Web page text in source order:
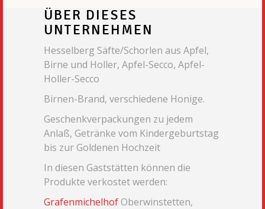
ÜBER DIESES
UNTERNEHMEN
Hesselberg Säfte/Schorlen aus Apfel,
Birne und Holler, Apfel-Secco, Apfel-
Holler-Secco
Birnen-Brand, verschiedene Honige.
Geschenkverpackungen zu jedem
Anlaß, Getränke vom Kindergeburtstag
bis zur Goldenen Hochzeit
In diesen Gaststätten können die
Produkte verkostet werden:
Grafenmichelhof Oberwinstetten,